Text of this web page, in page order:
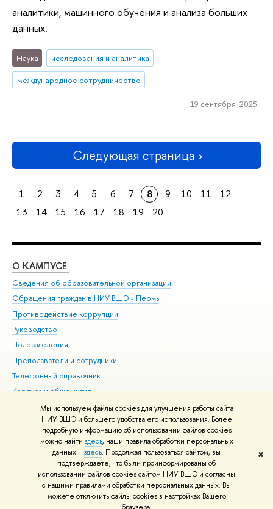
Мы используем файлы cookies для улучшения работы сайта
НИУ ВШЭ и большего удобства его использования. Более
подробную информацию об использовании файлов cookies
можно найти здесь, наши правила обработки персональных
данных –здесь. Продолжая пользоваться сайтом, вы
подтверждаете, что были проинформированы об
использовании файлов cookies сайтом НИУ ВШЭ и согласны
с нашими правилами обработки персональных данных. Вы
можете отключить файлы cookies в настройках Вашего
✖
аналитики, машинного обучения и анализа больших
данных.
Наука
исследования и аналитика
международное сотрудничество
19 сентября 2025
Следующая страница
1 2 3 4 5 6 7 8 9 10 11
12
13
14 15 16 17 18 19 20
О КАМПУСЕ
Сведения об образовательной организации
Обращения граждан в НИУ ВШЭ - Пермь
Противодействие коррупции
Руководство
Подразделения
Преподаватели и сотрудники
Телефонный справочник
Корпуса и общежития
ВШЭ для студентов с ограниченными возможностями
здоровья и инвалидностью
Единая платежная страница
© НИУ ВШЭ 1993–2026 Условия использования материалов Адреса
и контакты Карта сайта
Шрифты HSE Sans и HSE Slab разработаны вШколе дизайна НИУ ВШЭ